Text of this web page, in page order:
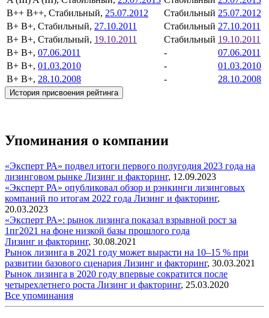
B++ B++, Стабильный, 25.07.2012 Стабильный 25.07.2012
B+ B+, Стабильный, 27.10.2011 Стабильный 27.10.2011
B+ B+, Стабильный, 19.10.2011 Стабильный 19.10.2011
B+ B+, 07.06.2011 -
07.06.2011
B+ B+, 01.03.2010 -
01.03.2010
B+ B+, 28.10.2008 - 28.10.2008
История присвоения рейтинга
Упоминания о компании
«Эксперт РА» подвел итоги первого полугодия 2023 года на
лизинговом рынке Лизинг и факторинг, 12.09.2023
«Эксперт РА» опубликовал обзор и рэнкинги лизинговых
компаний по итогам 2022 года Лизинг и факторинг,
20.03.2023
«Эксперт РА»: рынок лизинга показал взрывной рост за
1пг2021 на фоне низкой базы прошлого года
Лизинг и факторинг, 30.08.2021
Рынок лизинга в 2021 году может вырасти на 10–15 % при
развитии базового сценария Лизинг и факторинг, 30.03.2021
Рынок лизинга в 2020 году впервые сократится после
четырехлетнего роста Лизинг и факторинг, 25.03.2020
Все упоминания